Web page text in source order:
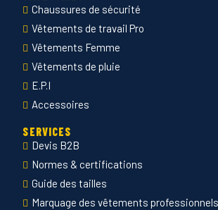
Vêtements de travail Pro
Vêtements Femme
Vêtements de pluie
E.P.I
Accessoires
SERVICES
Devis B2B
Normes & certifications
Guide des tailles
Marquage des vêtements professionnels
Envoyer Mandats administratifs